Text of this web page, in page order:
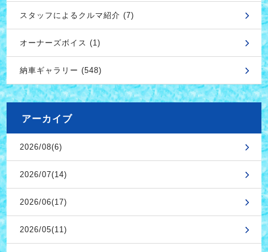
スタッフによるクルマ紹介 (7)
オーナーズボイス (1)
納車ギャラリー (548)
アーカイブ
2026/08(6)
2026/07(14)
2026/06(17)
2026/05(11)